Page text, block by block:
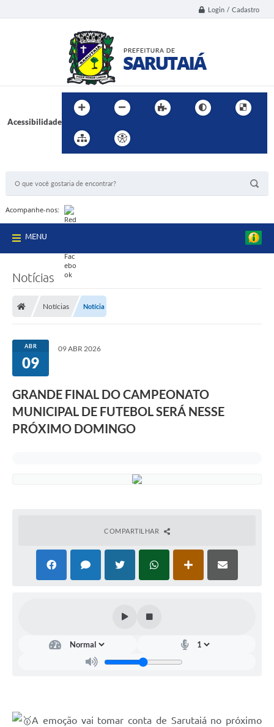
Login / Cadastro
Acessibilidade
Acompanhe-nos:
MENU
Notícias
Notícias Notícia
ABR
09
09 ABR 2026
GRANDE FINAL DO CAMPEONATO
MUNICIPAL DE FUTEBOL SERÁ NESSE
PRÓXIMO DOMINGO
COMPARTILHAR
A emoção vai tomar conta de Sarutaiá no próximo